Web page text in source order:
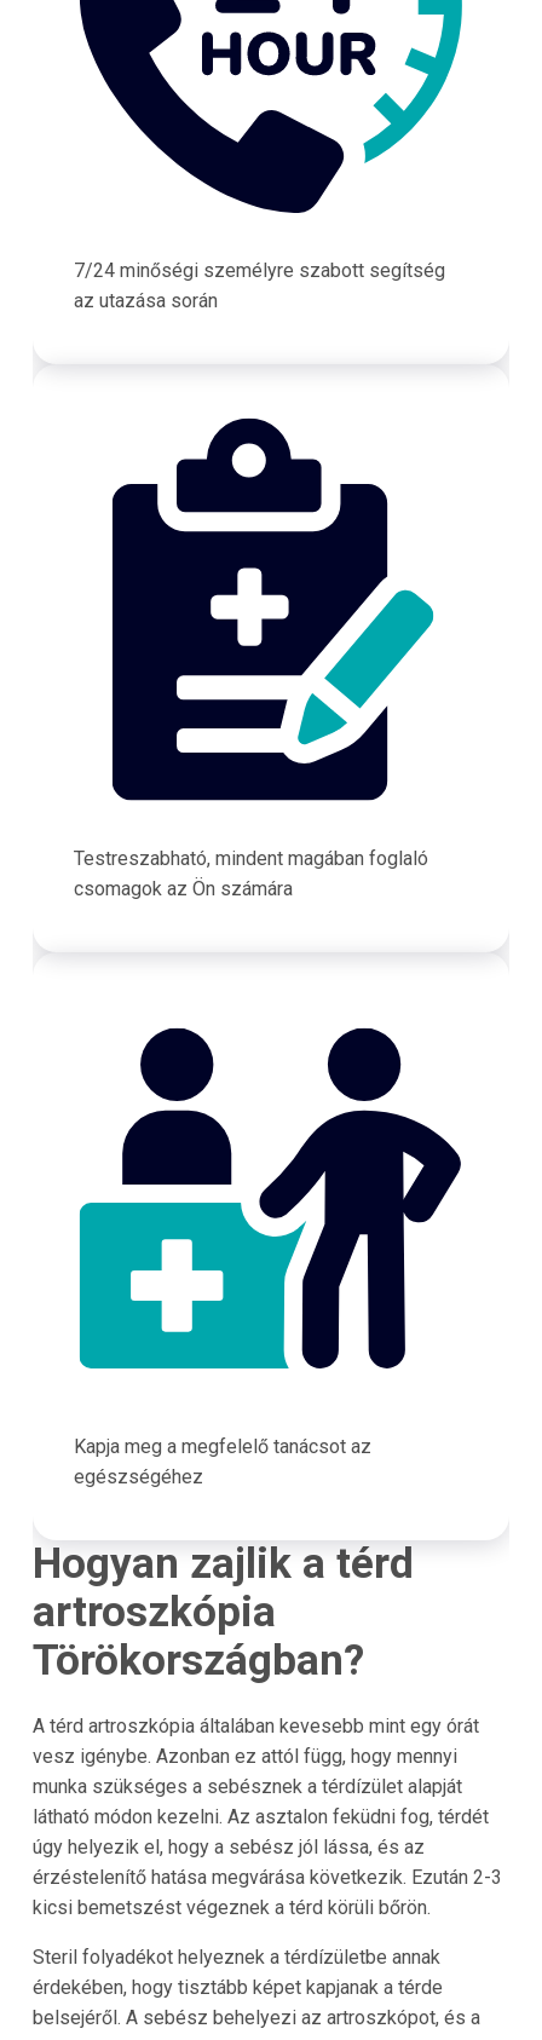
7/24 minőségi személyre szabott segítség
az utazása során
Testreszabható, mindent magában foglaló
csomagok az Ön számára
Kapja meg a megfelelő tanácsot az
egészségéhez
Hogyan zajlik a térd
artroszkópia
Törökországban?
A térd artroszkópia általában kevesebb mint egy órát
vesz igénybe. Azonban ez attól függ, hogy mennyi
munka szükséges a sebésznek a térdízület alapját
látható módon kezelni. Az asztalon feküdni fog, térdét
úgy helyezik el, hogy a sebész jól lássa, és az
érzéstelenítő hatása megvárása következik. Ezután 2-3
kicsi bemetszést végeznek a térd körüli bőrön.
Steril folyadékot helyeznek a térdízületbe annak
érdekében, hogy tisztább képet kapjanak a térde
belsejéről. A sebész behelyezi az artroszkópot, és a